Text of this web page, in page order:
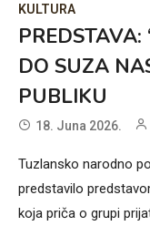
KULTURA
DO SUZA
PUBLIKU
18. Juna 2026.
Tuzlansko narodno
predstavilo
koja priča o grupi